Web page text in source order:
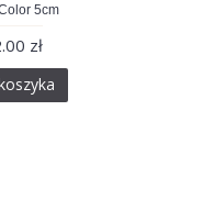
5cm
zł